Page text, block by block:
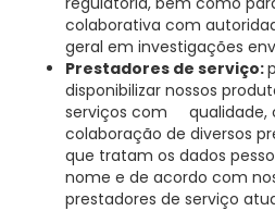
colaborativa com
geral em investigações
Prestadores de serviço:
disponibilizar nossos
serviços com qualidade,
colaboração de diversos
que tratam os dados
nome e de acordo com
prestadores de serviço